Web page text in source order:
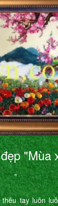
"Mùa
"
tay luôn